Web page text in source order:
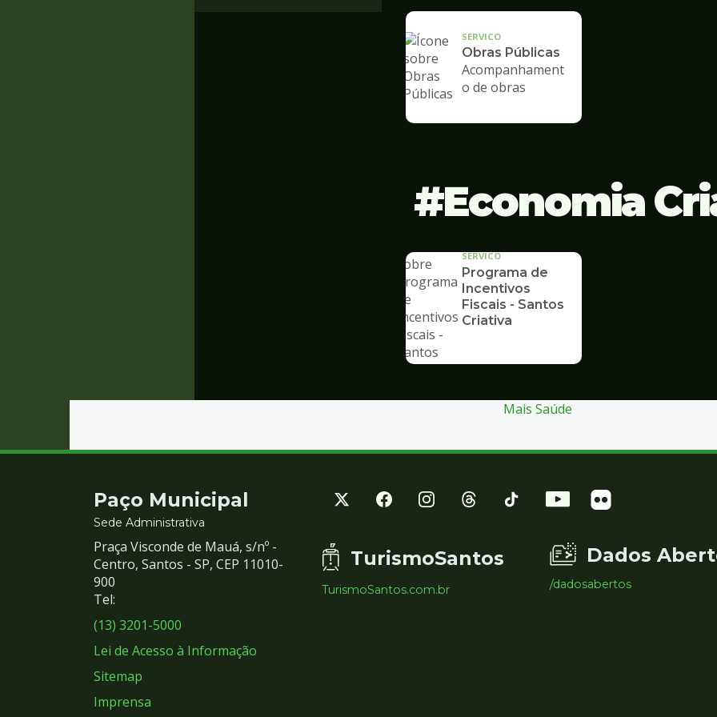
SERVICO
Obras Públicas
Acompanhament
o de obras
Economia
SERVICO
Programa de
Incentivos
Fiscais - Santos
Criativa
Mais Saúde
Contato
e
Redes
Sociais
Paço Municipal
Sede Administrativa
Praça Visconde de Mauá, s/nº -
Centro, Santos - SP, CEP 11010-
900
Tel:
(13) 3201-5000
Lei de Acesso à Informação
Sitemap
Imprensa
TurismoSantos
TurismoSantos.com.br
Dados
/dadosabertos